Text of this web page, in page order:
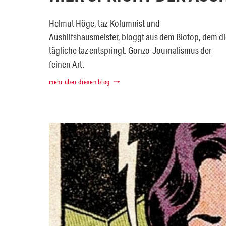
Helmut Höge, taz-Kolumnist und
Aushilfshausmeister, bloggt aus dem Biotop, dem
tägliche taz entspringt. Gonzo-Journalismus der
feinen Art.
mehr über diesen blog